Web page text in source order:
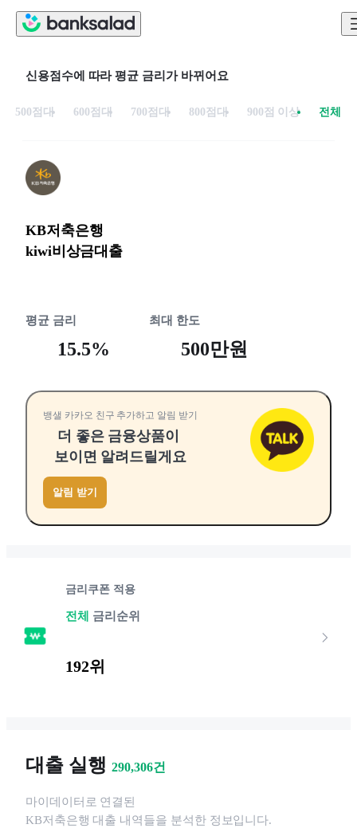
신용점수에 따라 평균 금리가 바뀌어요
500점대 600점대 700점대 800점대 900점 이상 전체
KB저축은행
kiwi비상금대출
평균 금리
15.5%
최대 한도
500만원
뱅샐 카카오 친구 추가하고 알림 받기
더 좋은 금융상품이
보이면 알려드릴게요
알림 받기
금리쿠폰 적용
전체 금리순위
192위
대출 실행 290,306건
마이데이터로 연결된
KB저축은행 대출 내역들을 분석한 정보입니다.